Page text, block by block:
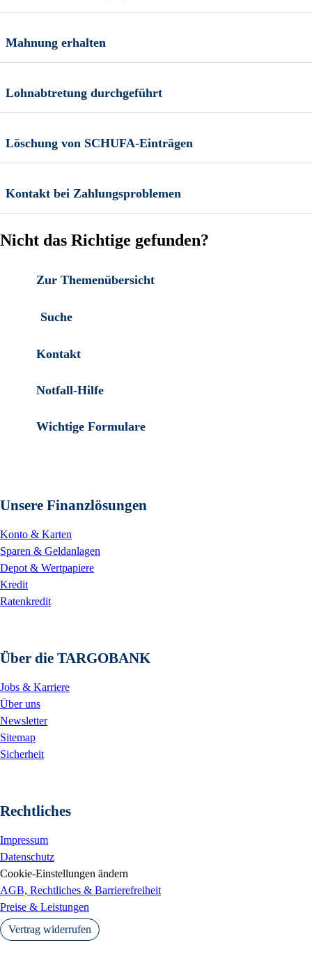
Mahnung erhalten
Lohnabtretung durchgeführt
Löschung von SCHUFA-Einträgen
Kontakt bei Zahlungsproblemen
Nicht das Richtige gefunden?
Zur Themenübersicht
Suche
Kontakt
Notfall-Hilfe
Wichtige Formulare
Unsere Finanzlösungen
Konto & Karten
Sparen & Geldanlagen
Depot & Wertpapiere
Kredit
Ratenkredit
Über die TARGOBANK
Jobs & Karriere
Über uns
Newsletter
Sitemap
Sicherheit
Rechtliches
Impressum
Datenschutz
Cookie-Einstellungen ändern
AGB, Rechtliches & Barrierefreiheit
Preise & Leistungen
Vertrag widerrufen